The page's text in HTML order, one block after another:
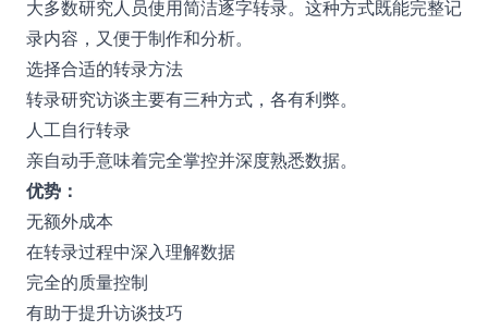
大多数研究人员使用简洁逐字转录。这种方式既能完整记
录内容，又便于制作和分析。
选择合适的转录方法
转录研究访谈主要有三种方式，各有利弊。
人工自行转录
亲自动手意味着完全掌控并深度熟悉数据。
优势：
无额外成本
在转录过程中深入理解数据
完全的质量控制
有助于提升访谈技巧